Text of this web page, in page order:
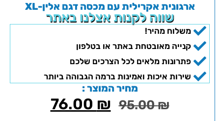
ארגונית אקרילית עם מכסה דגם אלין-XL
שווה לקנות אצלנו באתר
משלוח מהיר!
קנייה מאובטחת באתר או בטלפון
פתרונות מלאים לכל הצרכים שלכם
שירות איכות ואמינות ברמה הגבוהה ביותר
מחיר המוצר :
95.00₪
76.00 ₪